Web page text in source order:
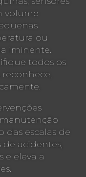
volume
ou
iminente.
todos os
reconhece,
das escalas de
acidentes,
e eleva a